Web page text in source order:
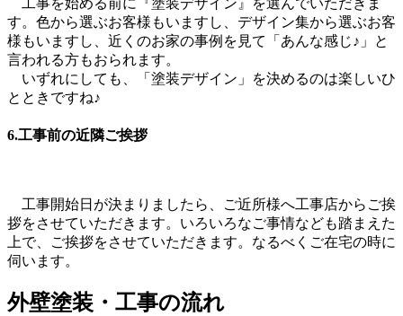
工事を始める前に『塗装デザイン』を選んでいただきま
す。色から選ぶお客様もいますし、デザイン集から選ぶお客
様もいますし、近くのお家の事例を見て「あんな感じ♪」と
言われる方もおられます。
いずれにしても、「塗装デザイン」を決めるのは楽しいひ
とときですね♪
6.工事前の近隣ご挨拶
工事開始日が決まりましたら、ご近所様へ工事店からご挨
拶をさせていただきます。いろいろなご事情なども踏まえた
上で、ご挨拶をさせていただきます。なるべくご在宅の時に
伺います。
外壁塗装・工事の流れ